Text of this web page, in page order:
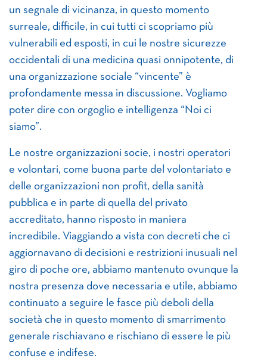
un segnale di vicinanza, in questo momento
surreale, difficile, in cui tutti ci scopriamo più
vulnerabili ed esposti, in cui le nostre sicurezze
occidentali di una medicina quasi onnipotente, di
una organizzazione sociale “vincente” è
profondamente messa in discussione. Vogliamo
poter dire con orgoglio e intelligenza “Noi ci
siamo”.
Le nostre organizzazioni socie, i nostri operatori
e volontari, come buona parte del volontariato e
delle organizzazioni non profit, della sanità
pubblica e in parte di quella del privato
accreditato, hanno risposto in maniera
incredibile. Viaggiando a vista con decreti che ci
aggiornavano di decisioni e restrizioni inusuali nel
giro di poche ore, abbiamo mantenuto ovunque la
nostra presenza dove necessaria e utile, abbiamo
continuato a seguire le fasce più deboli della
società che in questo momento di smarrimento
generale rischiavano e rischiano di essere le più
confuse e indifese.